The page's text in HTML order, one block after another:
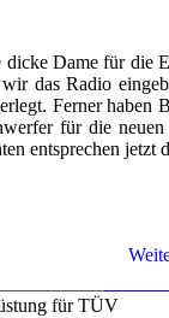
dicke Dame für die
das Radio
Fer­ner haben
für die
ent­spre­chen jetzt
für TÜV